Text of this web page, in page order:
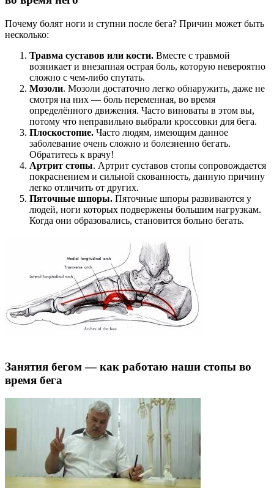
Почему болят ноги и ступни после бега? Причин может быть
несколько:
Травма суставов или кости. Вместе с травмой
возникает и внезапная острая боль, которую невероятно
сложно с чем-либо спутать.
Мозоли. Мозоли достаточно легко обнаружить, даже не
смотря на них — боль переменная, во время
определённого движения. Часто виноваты в этом вы,
потому что неправильно выбрали кроссовки для бега.
Плоскостопие. Часто людям, имеющим данное
заболевание очень сложно и болезненно бегать.
Обратитесь к врачу!
Артрит стопы. Артрит суставов стопы сопровождается
покраснением и сильной скованность, данную причину
легко отличить от других.
Пяточные шпоры. Пяточные шпоры развиваются у
людей, ноги которых подвержены большим нагрузкам.
Когда они образовались, становится больно бегать.
Занятия бегом — как работаю наши стопы во
время бега